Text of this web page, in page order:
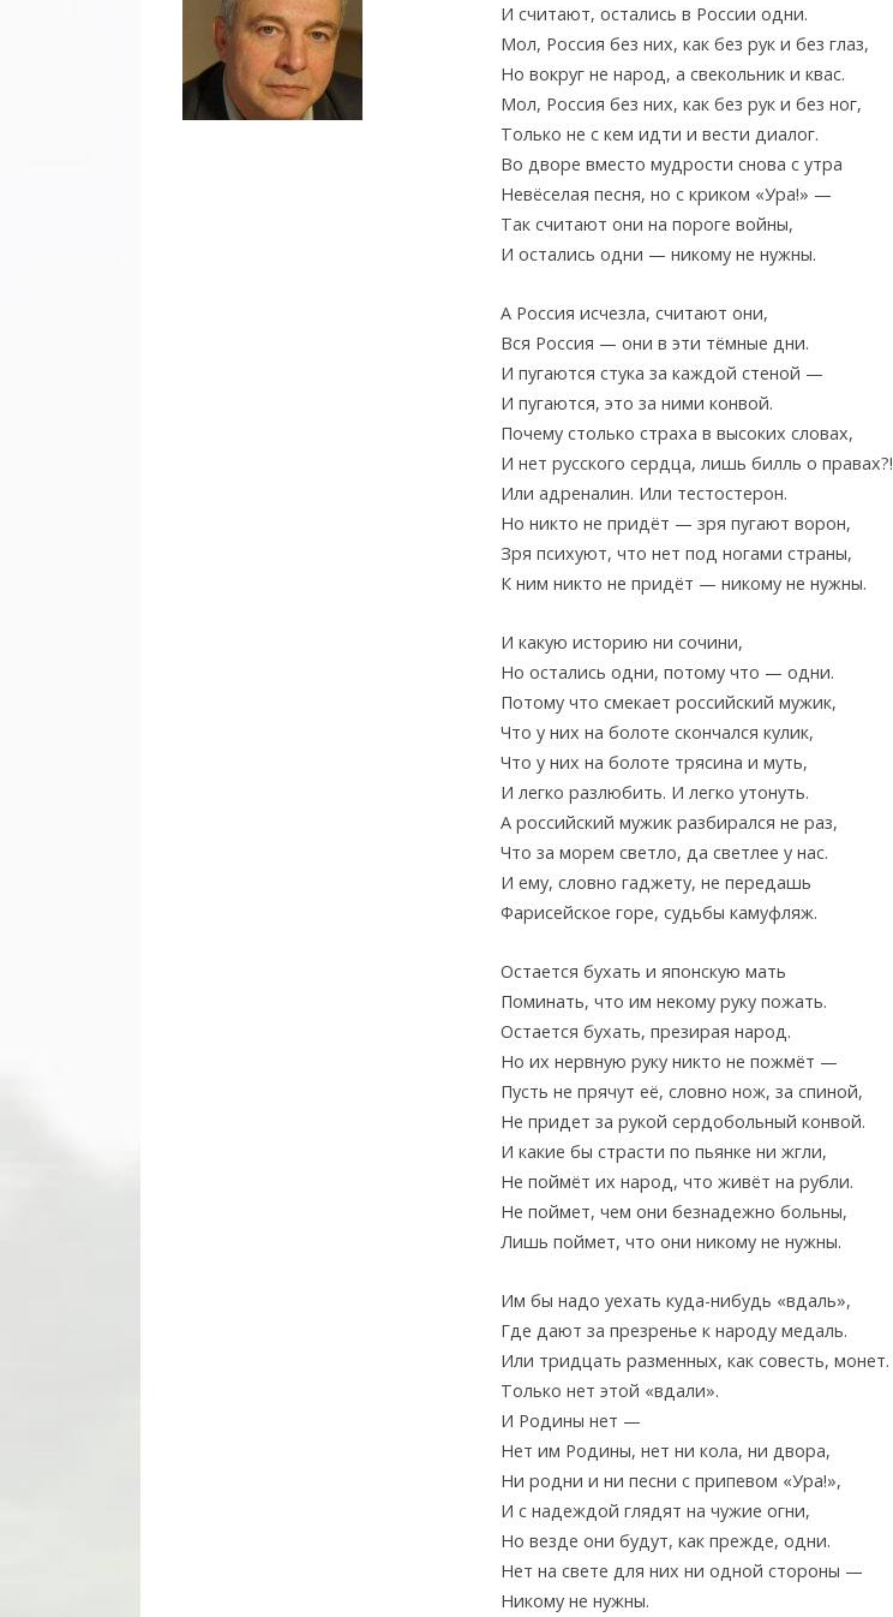
И считают, остались в России одни.
Мол, Россия без них, как без рук и без глаз,
Но вокруг не народ, а свекольник и квас.
Мол, Россия без них, как без рук и без ног,
Только не с кем идти и вести диалог.
Во дворе вместо мудрости снова с утра
Невёселая песня, но с криком «Ура!» —
Так считают они на пороге войны,
И остались одни — никому не нужны.
А Россия исчезла, считают они,
Вся Россия — они в эти тёмные дни.
И пугаются стука за каждой стеной —
И пугаются, это за ними конвой.
Почему столько страха в высоких словах,
И нет русского сердца, лишь билль о правах?!
Или адреналин. Или тестостерон.
Но никто не придёт — зря пугают ворон,
Зря психуют, что нет под ногами страны,
К ним никто не придёт — никому не нужны.
И какую историю ни сочини,
Но остались одни, потому что — одни.
Потому что смекает российский мужик,
Что у них на болоте скончался кулик,
Что у них на болоте трясина и муть,
И легко разлюбить. И легко утонуть.
А российский мужик разбирался не раз,
Что за морем светло, да светлее у нас.
И ему, словно гаджету, не передашь
Фарисейское горе, судьбы камуфляж.
Остается бухать и японскую мать
Поминать, что им некому руку пожать.
Остается бухать, презирая народ.
Но их нервную руку никто не пожмёт —
Пусть не прячут её, словно нож, за спиной,
Не придет за рукой сердобольный конвой.
И какие бы страсти по пьянке ни жгли,
Не поймёт их народ, что живёт на рубли.
Не поймет, чем они безнадежно больны,
Лишь поймет, что они никому не нужны.
Им бы надо уехать куда-нибудь «вдаль»,
Где дают за презренье к народу медаль.
Или тридцать разменных, как совесть, монет.
Только нет этой «вдали».
И Родины нет —
Нет им Родины, нет ни кола, ни двора,
Ни родни и ни песни с припевом «Ура!»,
И с надеждой глядят на чужие огни,
Но везде они будут, как прежде, одни.
Нет на свете для них ни одной стороны —
Никому не нужны.